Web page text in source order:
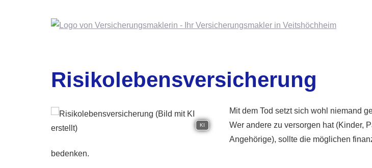
Risiko­lebens­ver­si­che­rung
KI
Mit dem Tod setzt sich wohl niemand
Wer andere zu versorgen hat (Kinder,
Angehörige), sollte die möglichen
bedenken.